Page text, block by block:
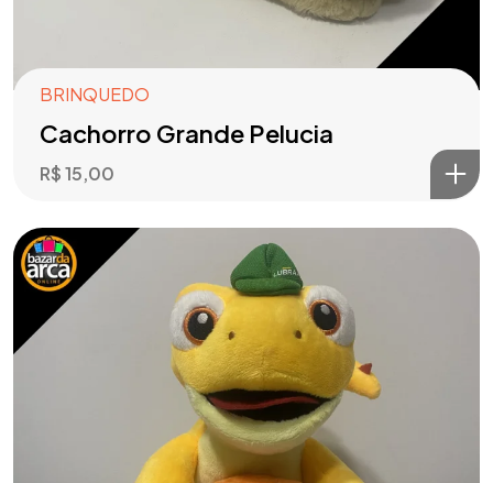
BRINQUEDO
Cachorro Grande Pelucia
R$15,00